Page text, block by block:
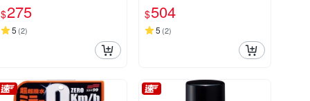
$275
5 (2)
$504
5 (2)